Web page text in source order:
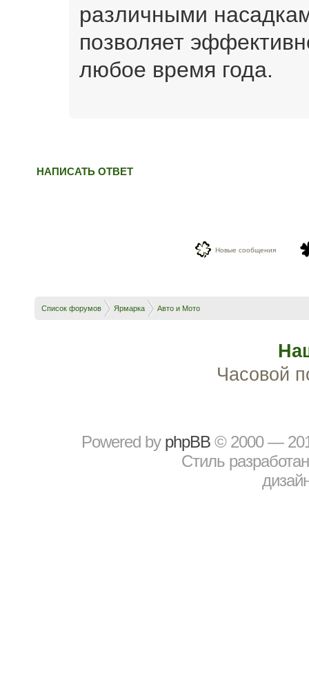
различными
позволяет
любое время года.
НАПИСАТЬ ОТВЕТ
Новые сообщения
Список форумов Ярмарка Авто и Мото
Часовой
Powered by рhрBВ © 2000 —
Стиль